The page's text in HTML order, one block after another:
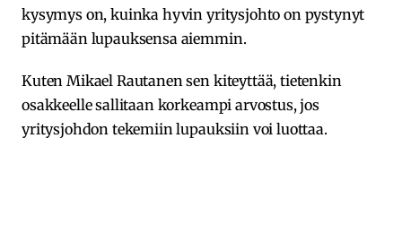
kysymys on, kuinka hyvin yritysjohto on pystynyt
pitämään lupauksensa aiemmin.
Kuten Mikael Rautanen sen kiteyttää, tietenkin
osakkeelle sallitaan korkeampi arvostus, jos
yritysjohdon tekemiin lupauksiin voi luottaa.